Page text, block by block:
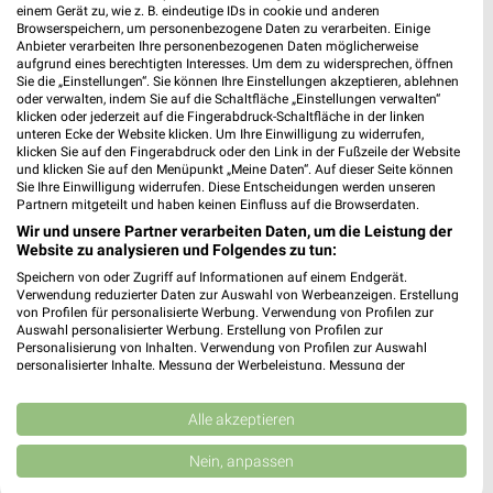
Baesweiler
17 Prospekte
PENNY
2,6 km
Lidl
0,9 km
Angebote ab 03.08.
einem Gerät zu, wie z. B. eindeutige IDs in cookie und anderen
Browserspeichern, um personenbezogene Daten zu verarbeiten. Einige
Anbieter verarbeiten Ihre personenbezogenen Daten möglicherweise
aufgrund eines berechtigten Interesses. Um dem zu widersprechen, öffnen
Sie die „Einstellungen“. Sie können Ihre Einstellungen akzeptieren, ablehnen
oder verwalten, indem Sie auf die Schaltfläche „Einstellungen verwalten“
klicken oder jederzeit auf die Fingerabdruck-Schaltfläche in der linken
unteren Ecke der Website klicken. Um Ihre Einwilligung zu widerrufen,
klicken Sie auf den Fingerabdruck oder den Link in der Fußzeile der Website
und klicken Sie auf den Menüpunkt „Meine Daten“. Auf dieser Seite können
Sie Ihre Einwilligung widerrufen. Diese Entscheidungen werden unseren
Partnern mitgeteilt und haben keinen Einfluss auf die Browserdaten.
Wir und unsere Partner verarbeiten Daten, um die Leistung der
Website zu analysieren und Folgendes zu tun:
Speichern von oder Zugriff auf Informationen auf einem Endgerät.
Verwendung reduzierter Daten zur Auswahl von Werbeanzeigen. Erstellung
von Profilen für personalisierte Werbung. Verwendung von Profilen zur
Auswahl personalisierter Werbung. Erstellung von Profilen zur
Personalisierung von Inhalten. Verwendung von Profilen zur Auswahl
personalisierter Inhalte. Messung der Werbeleistung. Messung der
Kombinationen von Daten aus verschiedenen Quellen. Entwicklung und
Verbesserung der Angebote. Verwendung reduzierter Daten zur Auswahl
von Inhalten.
Daten können außerhalb der Europäischen Union weitergegeben und in die
Alle akzeptieren
Nein, anpassen